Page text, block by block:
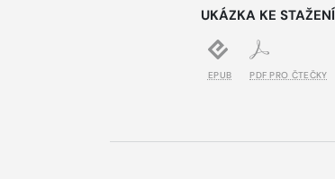
UKÁZKA KE STAŽENÍ
EPUB PDF PRO ČTEČKY